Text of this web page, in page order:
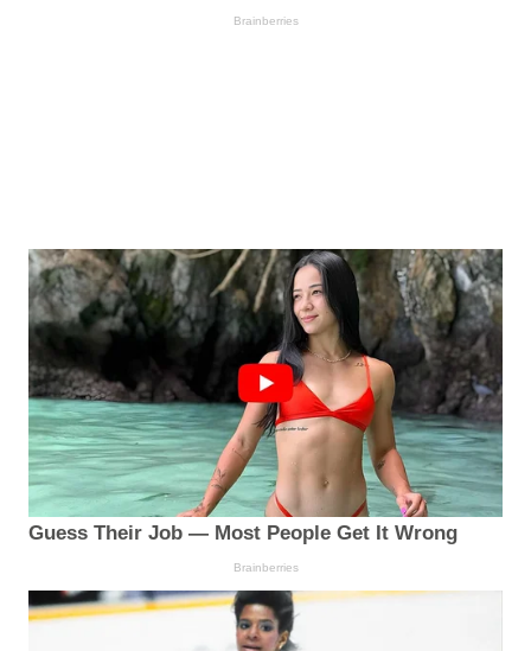
Brainberries
Guess Their Job — Most People Get It Wrong
Brainberries